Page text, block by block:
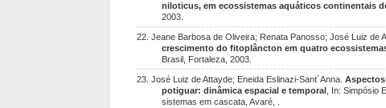
niloticus, em ecossistemas aquáticos continentais
2003.
22. Jeane Barbosa de Oliveira; Renata Panosso; José Luiz de
crescimento do fitoplâncton em quatro
Brasil, Fortaleza, 2003.
23. José Luiz de Attayde; Eneida Eslinazi-Sant´Anna.
potiguar: dinâmica espacial e temporal , In:
sistemas em cascata, Avaré, .